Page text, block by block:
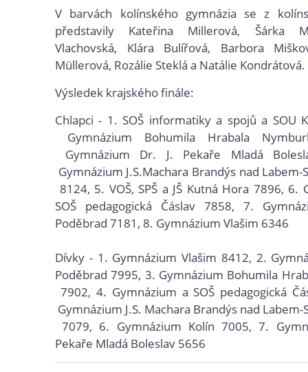
V barvách kolínského gymnázia se z
představily Kateřina Millerová, Šárka
Vlachovská, Klára Bulířová, Barbora
Müllerová, Rozálie Steklá a Natálie Kondrátová.
Výsledek krajského finále:
Chlapci - 1. SOŠ informatiky a spojů a SOU
Gymnázium Bohumila Hrabala
Gymnázium Dr. J. Pekaře Mladá
Gymnázium J.S.Machara Brandýs nad Labem-
8124, 5. VOŠ, SPŠ a JŠ Kutná Hora 7896, 6.
SOŠ pedagogická Čáslav 7858, 7.
Poděbrad 7181, 8. Gymnázium Vlašim 6346
Dívky - 1. Gymnázium Vlašim 8412, 2.
Poděbrad 7995, 3. Gymnázium Bohumila
7902, 4. Gymnázium a SOŠ pedagogická
Gymnázium J.S. Machara Brandýs nad Labem-
7079, 6. Gymnázium Kolín 7005, 7.
Pekaře Mladá Boleslav 5656